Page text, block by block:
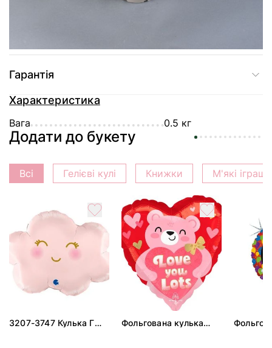
Гарантія
Характеристика
Вага 0.5 кг
Додати до букету
Всі Гелієві кулі Книжки М'які
3207-3747 Кулька Г
Фольгована кулька